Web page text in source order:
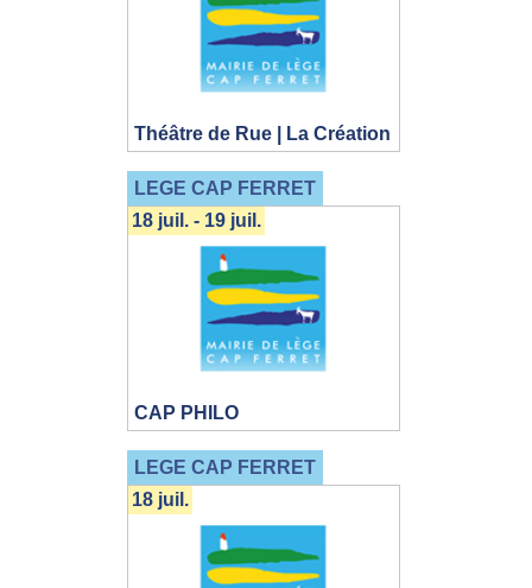
Théâtre de Rue | La Création
LEGE CAP FERRET
CAP PHILO
18 juil. - 19 juil.
LEGE CAP FERRET
18 juil.